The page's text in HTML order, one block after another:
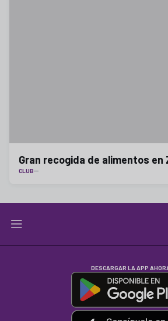
Gran recogida de alimentos en
CLUB
DESCARGAR LA APP